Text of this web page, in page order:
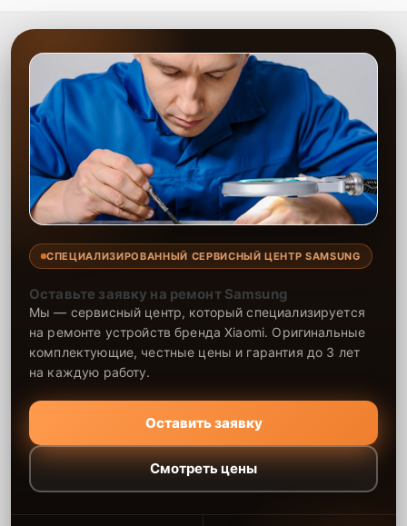
СПЕЦИАЛИЗИРОВАННЫЙ СЕРВИСНЫЙ ЦЕНТР SAMSUNG
Оставьте заявку на ремонт Samsung
Мы — сервисный центр, который специализируется
на ремонте устройств бренда Xiaomi. Оригинальные
комплектующие, честные цены и гарантия до 3 лет
на каждую работу.
Оставить заявку
Смотреть цены